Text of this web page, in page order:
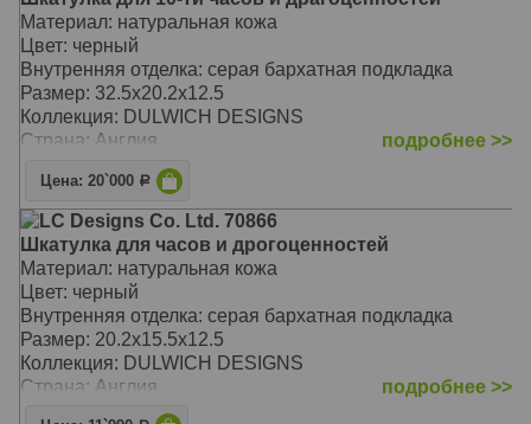
Материал: натуральная кожа
Цвет: черный
Внутренняя отделка: серая бархатная подкладка
Размер: 32.5х20.2х12.5
Коллекция: DULWICH DESIGNS
Страна: Англия
подробнее >>
Цена: 20`000 Р
LC Designs Co. Ltd. 70866
Шкатулка для часов и дрогоценностей
Материал: натуральная кожа
Цвет: черный
Внутренняя отделка: серая бархатная подкладка
Размер: 20.2х15.5х12.5
Коллекция: DULWICH DESIGNS
Страна: Англия
подробнее >>